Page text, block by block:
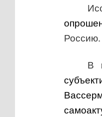
Россию.
В